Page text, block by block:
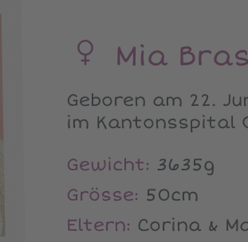
Mia
Geboren am 22.
im Kantonsspital
Gewicht: 3635g
Grösse: 50cm
Eltern: Corina &